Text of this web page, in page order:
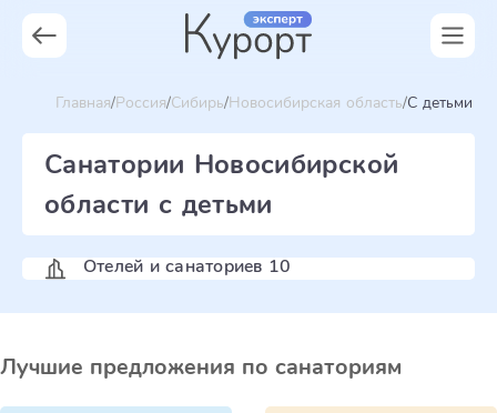
Главная Россия Сибирь Новосибирская область С детьми
Санатории Новосибирской
области с детьми
Отелей и санаториев 10
Лучшие предложения по санаториям